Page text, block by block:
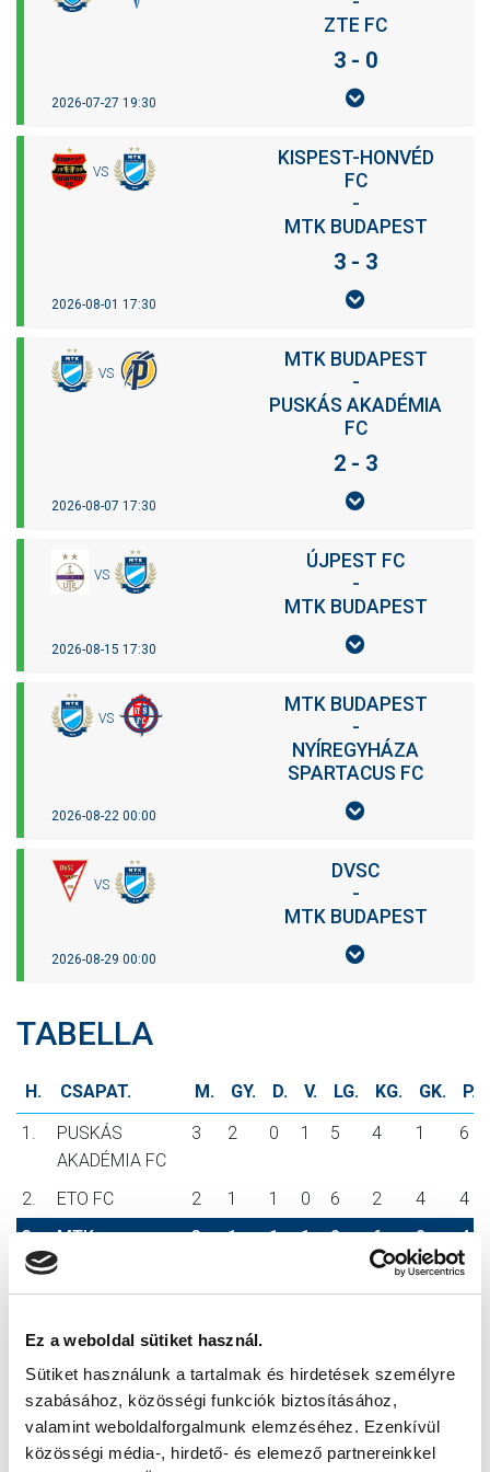
Ez a weboldal sütiket használ.
Sütiket használunk a tartalmak és hirdetések személyre
szabásához, közösségi funkciók biztosításához,
valamint weboldalforgalmunk elemzéséhez. Ezenkívül
közösségi média-, hirdető- és elemező partnereinkkel
2026-07-27 19:30
ZTE FC
3 - 0
2026-08-01 17:30
VS
KISPEST-HONVÉD
FC
-
MTK BUDAPEST
3 - 3
2026-08-07 17:30
VS
MTK BUDAPEST
-
PUSKÁS AKADÉMIA
FC
2 - 3
2026-08-15 17:30
VS
ÚJPEST FC
-
MTK BUDAPEST
2026-08-22 00:00
VS
MTK BUDAPEST
-
NYÍREGYHÁZA
SPARTACUS FC
2026-08-29 00:00
VS
DVSC
-
MTK BUDAPEST
TABELLA
H. CSAPAT. M. GY. D. V. LG. KG. GK.
P.
1.
PUSKÁS
AKADÉMIA FC
3 2 0 1 5 4 1 6
2. ETO FC 2 1 1 0 6 2 4
4
3.
MTK
BUDAPEST
3 1 1 1 8 6 2 4
MASTER GOOD
5. ÚJPEST FC 2 1 0 1 5 4 1
6.
ZTE FC 2 1 0 1 5 5
7.
PAKSI FC 2 1 0 1 6 7 -1